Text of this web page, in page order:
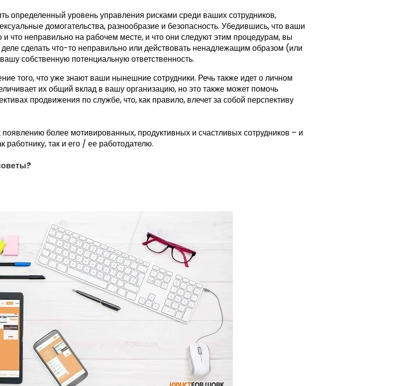
определенный уровень управления рисками среди ваших сотрудников,
домогательства, разнообразие и безопасность. Убедившись, что ваши
и что неправильно на рабочем месте, и что они следуют этим процедурам, вы
сделать что-то неправильно или действовать ненадлежащим образом (или
собственную потенциальную ответственность.
того, что уже знают ваши нынешние сотрудники. Речь также идет о личном
их общий вклад в вашу организацию, но это также может помочь
продвижения по службе, что, как правило, влечет за собой перспективу
более мотивированных, продуктивных и счастливых сотрудников – и
работнику, так и его / ее работодателю.